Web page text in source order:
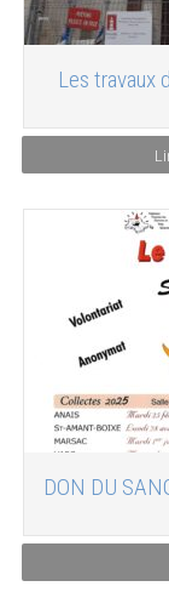
Les travaux
DON DU